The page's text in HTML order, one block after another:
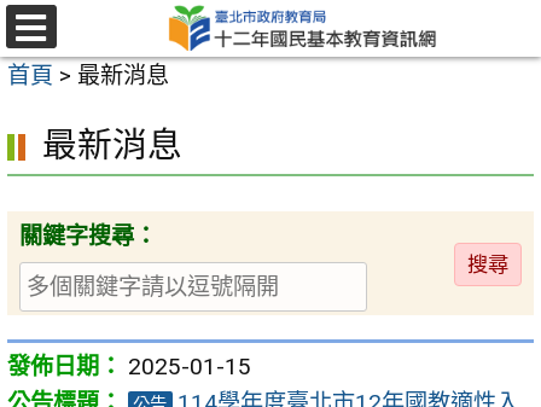
跳
至
主
內
選
單
首頁 > 最新消息
最新消息
關鍵字搜尋：
送
出
2025-01-15